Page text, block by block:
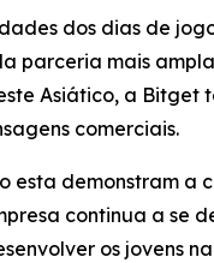
dos dias de
parceria mais
Asiático, a
comerciais.
esta demonstram
continua a se
os jovens